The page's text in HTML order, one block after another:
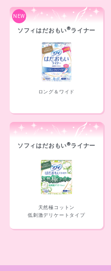
ソフィはだおもい®ライナー
NEW
ロング＆ワイド
ソフィはだおもい®ライナー
天然極コットン
低刺激デリケートタイプ